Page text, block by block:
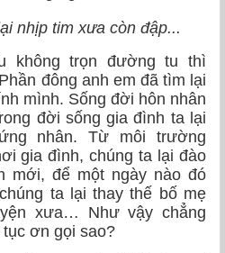
nhịp tim xưa còn đập...
không trọn đường tu thì
đông anh em đã tìm lại
mình. Sống đời hôn nhân
đời sống gia đình ta lại
nhân. Từ môi trường
gia đình, chúng ta lại đào
mới, để một ngày nào đó
ta lại thay thế bố mẹ
xưa… Như vậy chẳng
ơn gọi sao?